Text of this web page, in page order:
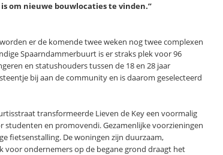
om nieuwe bouwlocaties te vinden.”
er de komende twee weken nog twee complexen
Spaarndammerbuurt is er straks plek voor 96
en statushouders tussen de 18 en 28 jaar
bij aan de community en is daarom geselecteerd
transformeerde Lieven de Key een voormalig
studenten en promovendi. Gezamenlijke voorzieningen
fietsenstalling. De woningen zijn duurzaam,
voor ondernemers op de begane grond draagt het